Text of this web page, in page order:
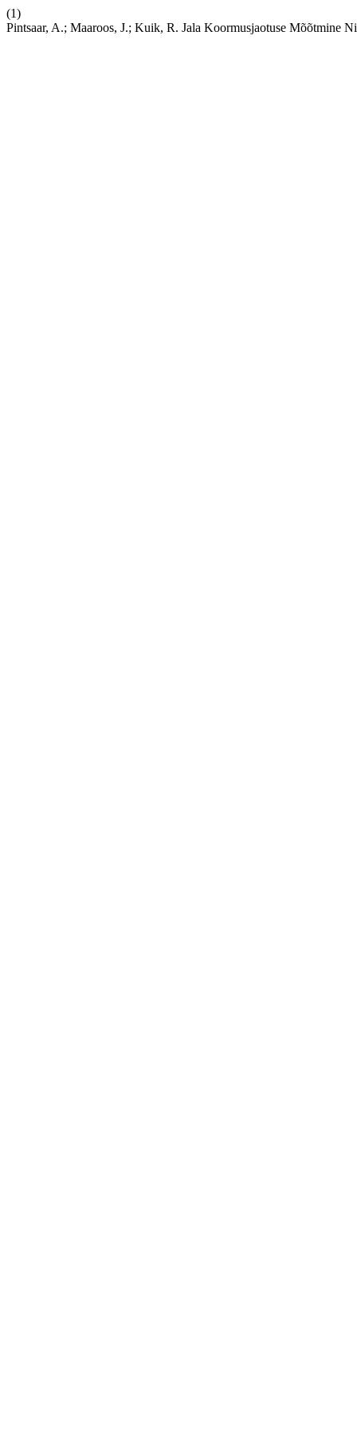
(1)
Pintsaar, A.; Maaroos, J.; Kuik, R. Jala Koormusjaotuse Mõõtmine